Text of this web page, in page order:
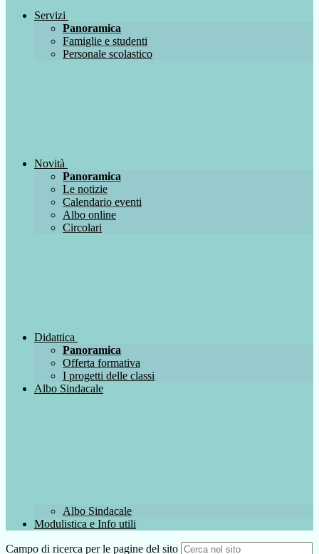
Servizi
Panoramica
Famiglie e studenti
Personale scolastico
Novità
Panoramica
Le notizie
Calendario eventi
Albo online
Circolari
Didattica
Panoramica
Offerta formativa
I progetti delle classi
Albo Sindacale
Albo Sindacale
Modulistica e Info utili
Campo di ricerca per le pagine del sito